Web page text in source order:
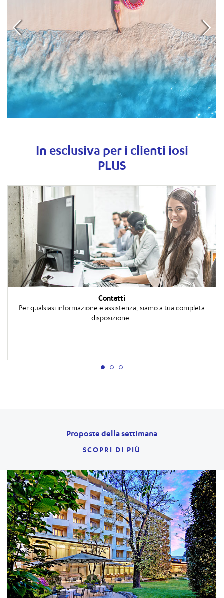
In esclusiva per i clienti iosi
PLUS
Contatti
Per qualsiasi informazione e assistenza, siamo a tua completa
disposizione.
Proposte della settimana
SCOPRI DI PIÙ